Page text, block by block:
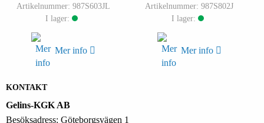
Artikelnummer: 987S603JL
I lager:
Mer info
Artikelnummer: 987S802J
I lager:
Mer info
KONTAKT
Gelins-KGK AB
Besöksadress: Göteborgsvägen 1